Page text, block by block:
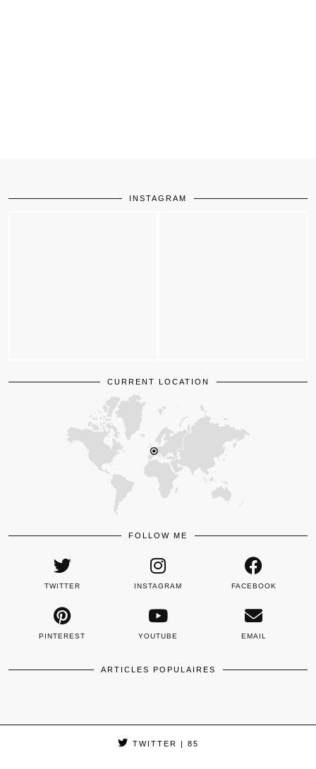
INSTAGRAM
CURRENT LOCATION
FOLLOW ME
TWITTER INSTAGRAM FACEBOOK
PINTEREST YOUTUBE EMAIL
ARTICLES POPULAIRES
TWITTER | 85